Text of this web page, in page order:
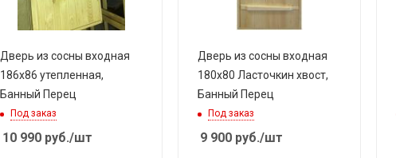
Дверь из сосны входная
186х86 утепленная,
Банный Перец
Под заказ
10 990 руб./шт
Дверь из сосны входная
180х80 Ласточкин хвост,
Банный Перец
Под заказ
9 900 руб./шт